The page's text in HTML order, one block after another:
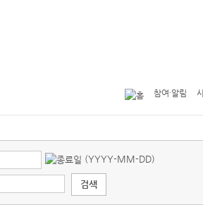
참여·알림
(YYYY-MM-DD)